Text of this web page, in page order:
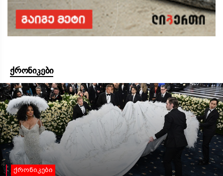
ქრონიკები
ქრონიკები